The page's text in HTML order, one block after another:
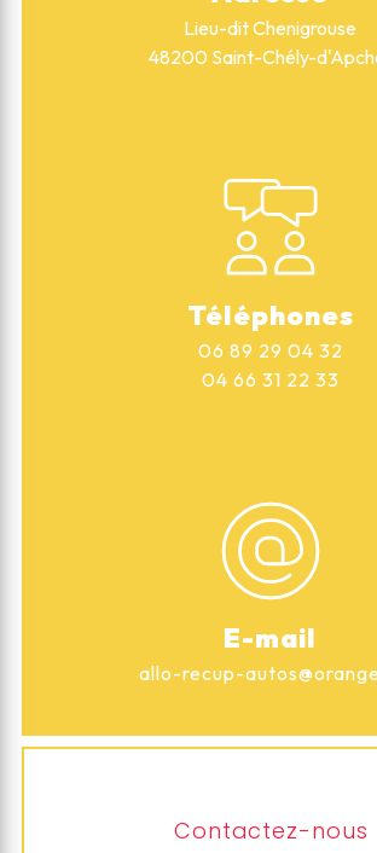
Lieu-dit Chenigrouse
48200 Saint-Chély-
Téléphones
06 89 29 04 32
04 66 31 22 33
E-mail
allo-recup-
Contactez-nous